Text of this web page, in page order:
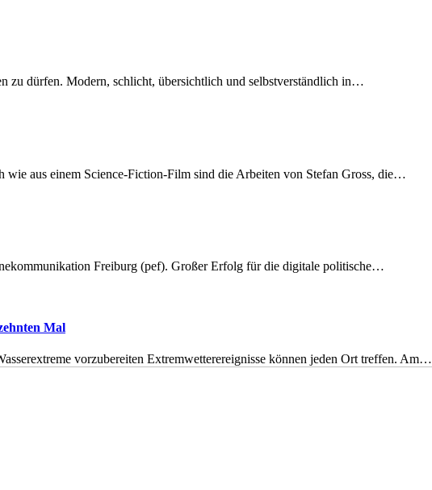
zu dürfen. Modern, schlicht, übersichtlich und selbstverständlich in…
aus einem Science-Fiction-Film sind die Arbeiten von Stefan Gross, die…
Freiburg (pef). Großer Erfolg für die digitale politische…
Mal
vorzubereiten Extremwetterereignisse können jeden Ort treffen. Am…